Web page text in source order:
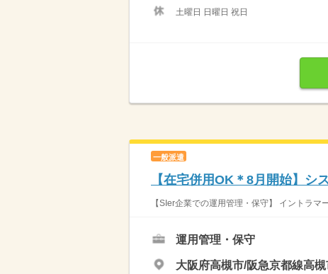
土曜日 日曜日 祝日
一般派遣
【在宅併用OK＊8月開始】シ
【SIer企業での運用管理・保守】 イントラ
運用管理・保守
大阪府高槻市/阪急京都線高槻